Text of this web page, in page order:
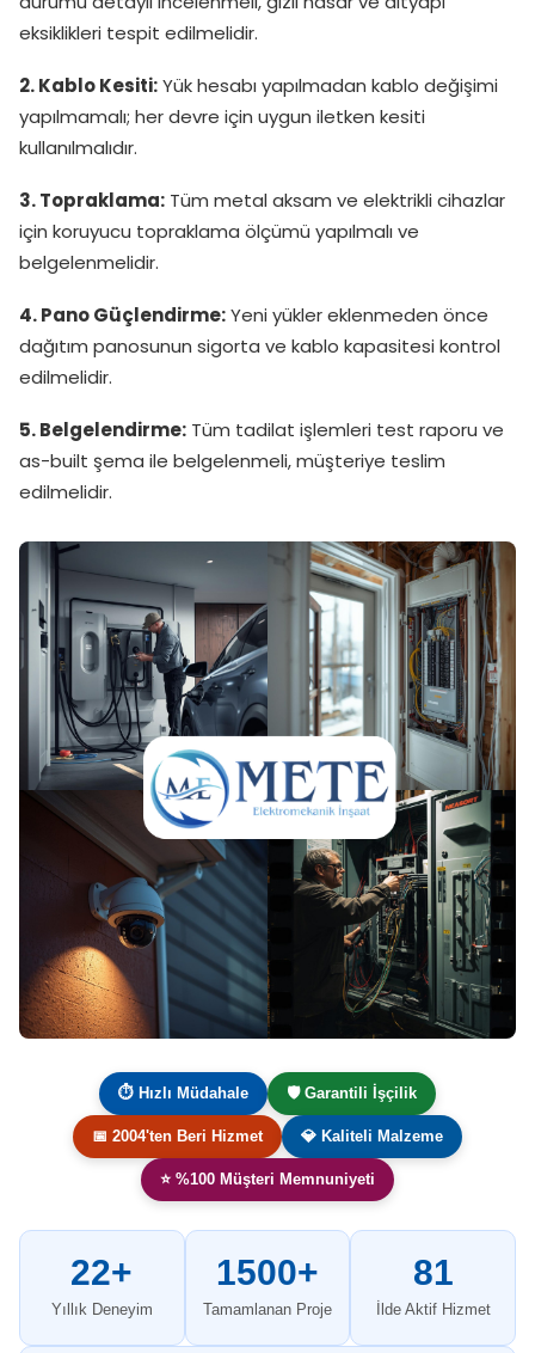
eksiklikleri tespit edilmelidir.
2. Kablo Kesiti:Yük hesabı yapılmadan kablo değişimi
yapılmamalı; her devre için uygun iletken kesiti
kullanılmalıdır.
3. Topraklama: Tüm metal aksam ve elektrikli cihazlar
için koruyucu topraklama ölçümü yapılmalı ve
belgelenmelidir.
4. Pano Güçlendirme:Yeni yükler eklenmeden önce
dağıtım panosunun sigorta ve kablo kapasitesi kontrol
edilmelidir.
5. Belgelendirme: Tüm tadilat işlemleri test raporu ve
as-built şema ile belgelenmeli, müşteriye teslim
edilmelidir.
⏱ Hızlı Müdahale 🛡️ Garantili İşçilik
📅 2004'ten Beri Hizmet 💎 Kaliteli Malzeme
⭐ %100 Müşteri Memnuniyeti
22+
Yıllık Deneyim
1500+
Tamamlanan Proje
81
İlde Aktif Hizmet